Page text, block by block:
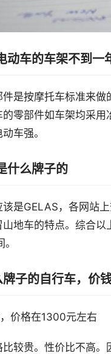
动车的车架不到一
是按摩托车标准来
零部件如车架均采
车强。
什么牌子的
是GELAS，各网站
地车的特点。综合
子的自行车，价钱
价格在1300元左右
比较贵。性价比不高